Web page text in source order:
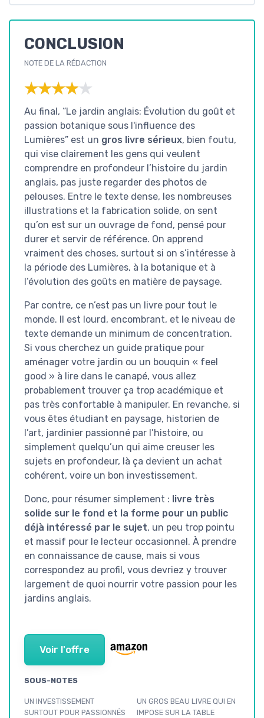
CONCLUSION
NOTE DE LA RÉDACTION
★★★★★
★★★★★
Au final, “Le jardin anglais: Évolution du goût et
passion botanique sous l'influence des
Lumières” est un gros livre sérieux, bien foutu,
qui vise clairement les gens qui veulent
comprendre en profondeur l’histoire du jardin
anglais, pas juste regarder des photos de
pelouses. Entre le texte dense, les nombreuses
illustrations et la fabrication solide, on sent
qu’on est sur un ouvrage de fond, pensé pour
durer et servir de référence. On apprend
vraiment des choses, surtout si on s’intéresse à
la période des Lumières, à la botanique et à
l’évolution des goûts en matière de paysage.
Par contre, ce n’est pas un livre pour tout le
monde. Il est lourd, encombrant, et le niveau de
texte demande un minimum de concentration.
Si vous cherchez un guide pratique pour
aménager votre jardin ou un bouquin « feel
good » à lire dans le canapé, vous allez
probablement trouver ça trop académique et
pas très confortable à manipuler. En revanche, si
vous êtes étudiant en paysage, historien de
l’art, jardinier passionné par l’histoire, ou
simplement quelqu’un qui aime creuser les
sujets en profondeur, là ça devient un achat
cohérent, voire un bon investissement.
Donc, pour résumer simplement : livre très
solide sur le fond et la forme pour un public
déjà intéressé par le sujet, un peu trop pointu
et massif pour le lecteur occasionnel. À prendre
en connaissance de cause, mais si vous
correspondez au profil, vous devriez y trouver
largement de quoi nourrir votre passion pour les
jardins anglais.
Voir l'offre
SOUS-NOTES
UN INVESTISSEMENT
SURTOUT POUR PASSIONNÉS
UN GROS BEAU LIVRE QUI EN
IMPOSE SUR LA TABLE